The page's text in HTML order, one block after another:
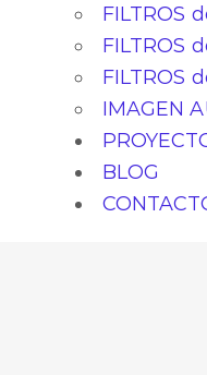
FILTROS
FILTROS
FILTROS
IMAGEN
BLOG